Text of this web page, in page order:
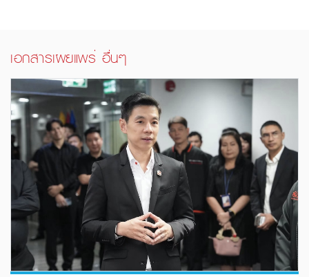
เอกสารเผยแพร่ อื่นๆ